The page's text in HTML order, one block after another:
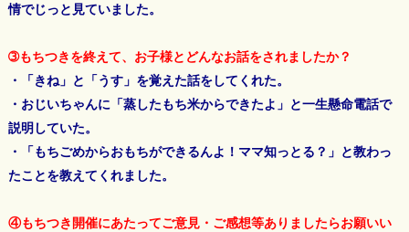
情でじっと見ていました。
➂もちつきを終えて、お子様とどんなお話をされましたか？
・「きね」と「うす」を覚えた話をしてくれた。
・おじいちゃんに「蒸したもち米からできたよ」と一生懸命電話で
説明していた。
・「もちごめからおもちができるんよ！ママ知っとる？」と教わっ
たことを教えてくれました。
④もちつき開催にあたってご意見・ご感想等ありましたらお願いい